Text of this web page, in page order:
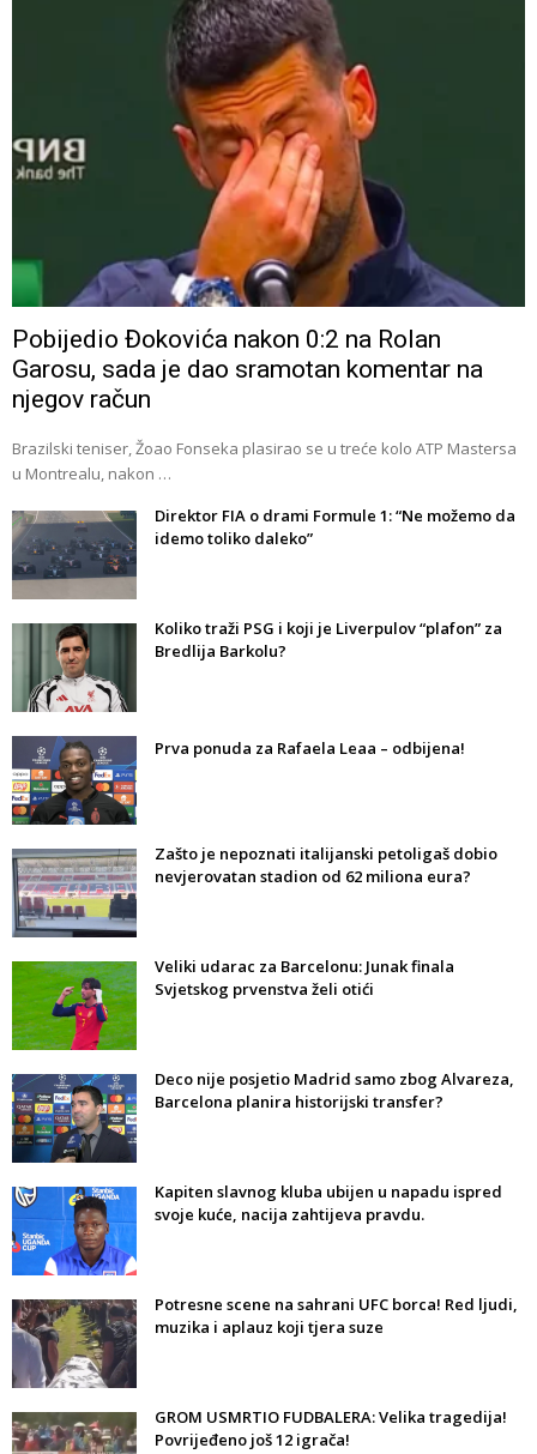
Pobijedio Đokovića nakon 0:2 na Rolan
Garosu, sada je dao sramotan komentar na
njegov račun
Brazilski teniser, Žoao Fonseka plasirao se u treće kolo ATP Mastersa
u Montrealu, nakon …
Direktor FIA o drami Formule 1: “Ne možemo da
idemo toliko daleko”
Koliko traži PSG i koji je Liverpulov “plafon” za
Bredlija Barkolu?
Prva ponuda za Rafaela Leaa – odbijena!
Zašto je nepoznati italijanski petoligaš dobio
nevjerovatan stadion od 62 miliona eura?
Veliki udarac za Barcelonu: Junak finala
Svjetskog prvenstva želi otići
Deco nije posjetio Madrid samo zbog Alvareza,
Barcelona planira historijski transfer?
Kapiten slavnog kluba ubijen u napadu ispred
svoje kuće, nacija zahtijeva pravdu.
Potresne scene na sahrani UFC borca! Red ljudi,
muzika i aplauz koji tjera suze
GROM USMRTIO FUDBALERA: Velika tragedija!
Povrijeđeno još 12 igrača!